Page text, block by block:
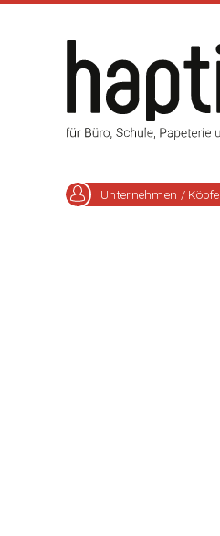
Unternehmen / Köpfe